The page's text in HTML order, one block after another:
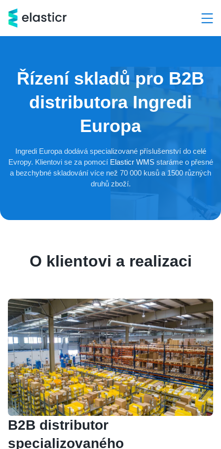
O nás
Řízení skladů pro B2B
distributora Ingredi
Europa
Ingredi Europa dodává specializované příslušenství do celé
Evropy. Klientovi se za pomocí Elasticr WMSstaráme o přesné
a bezchybné skladování více než 70 000 kusů a 1500 různých
druhů zboží.
O klientovi a realizaci
B2B distributor
specializovaného